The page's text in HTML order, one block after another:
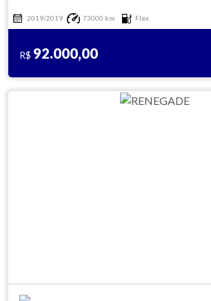
2019/2019 73000 km Flex
R$ 92.000,00